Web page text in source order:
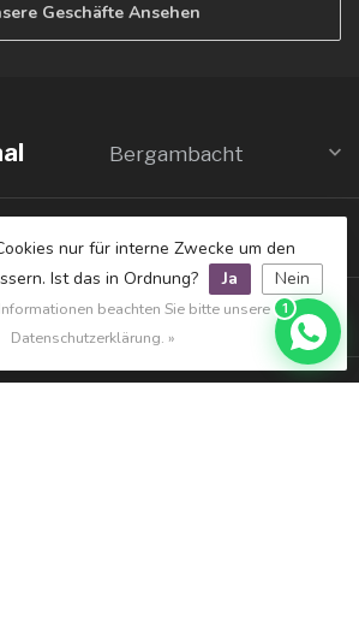
Geschäfte Ansehen
Bergambacht
Schoonhoven
nur für interne Zwecke um den
Ist das in Ordnung?
Ja Nein
beachten Sie bitte unsere
Datenschutzerklärung. »
1